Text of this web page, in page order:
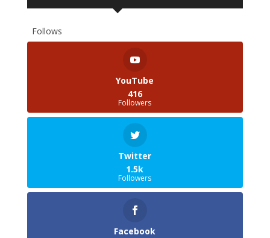
Follows
YouTube
416
Followers
Twitter
1.5k
Followers
Facebook